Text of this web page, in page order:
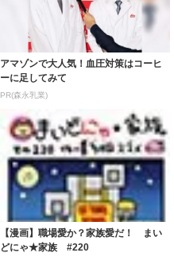
アマゾンで大人気！血圧対策はコーヒ
ーに足してみて
PR(森永乳業)
【漫画】職場愛か？家族愛だ！ まい
どにゃ★家族 #220